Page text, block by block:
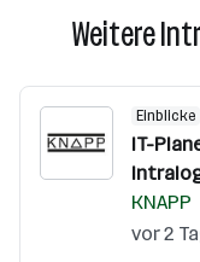
Weitere
Einblicke
IT-
KNAPP
vor 2